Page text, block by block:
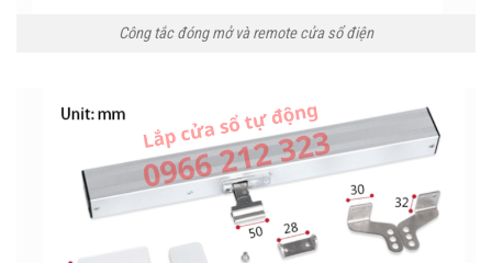
Công tắc đóng mở và remote cửa sổ điện